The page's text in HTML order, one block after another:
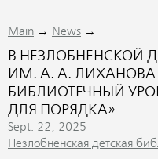
Main → News →
В НЕЗЛОБНЕНСКОЙ
ИМ. А. А. ЛИХАНОВА
БИБЛИОТЕЧНЫЙ
ДЛЯ ПОРЯДКА»
Sept. 22, 2025
Незлобненская детская